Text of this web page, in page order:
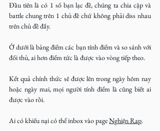
Đầu tiên là có 1 số bạn lạc đề, chúng ta chia cặp và
battle chung trên 1 chủ đề chứ không phải diss nhau
trên chủ đề đấy.
Ở dưới là bảng điểm các bạn tính điểm và so sánh với
đối thủ, ai hơn điểm tức là được vào vòng tiếp theo.
Kết quả chính thức sẽ được lên trong ngày hôm nay
hoặc ngày mai, mọi người tính điểm là cũng biết ai
được vào rồi.
Ai có khiếu nại có thể inbox vào page Nghiện Rap.